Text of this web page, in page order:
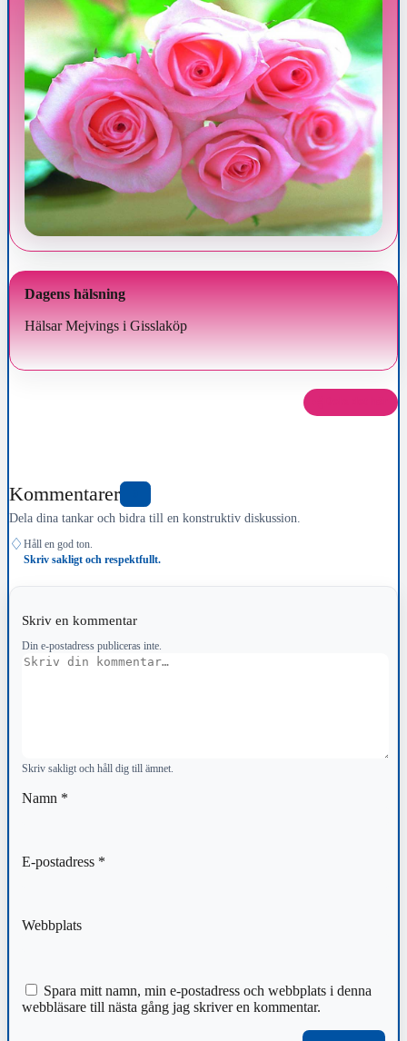
Dagens hälsning
Hälsar Mejvings i Gisslaköp
Kommentarer
Dela dina tankar och bidra till en konstruktiv diskussion.
♢ Håll en god ton.
Skriv sakligt och respektfullt.
Skriv en kommentar
Din e-postadress publiceras inte.
Kommentar
Skriv sakligt och håll dig till ämnet.
Namn *
E-postadress *
Webbplats
Spara mitt namn, min e-postadress och webbplats i denna
webbläsare till nästa gång jag skriver en kommentar.